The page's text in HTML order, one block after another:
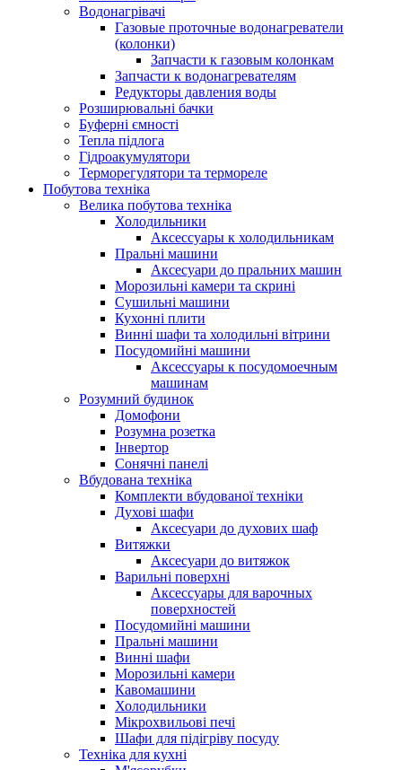
Водонагрівачі
Газовые проточные водонагреватели
(колонки)
Запчасти к газовым колонкам
Запчасти к водонагревателям
Редукторы давления воды
Розширювальні бачки
Буферні ємності
Тепла підлога
Гідроакумулятори
Терморегулятори та термореле
Побутова техніка
Велика побутова техніка
Холодильники
Аксессуары к холодильникам
Пральні машини
Аксесуари до пральних машин
Морозильні камери та скрині
Сушильні машини
Кухонні плити
Винні шафи та холодильні вітрини
Посудомийні машини
Аксессуары к посудомоечным
машинам
Розумний будинок
Домофони
Розумна розетка
Інвертор
Сонячні панелі
Вбудована техніка
Комплекти вбудованої техніки
Духові шафи
Аксесуари до духових шаф
Витяжки
Аксесуари до витяжок
Варильні поверхні
Аксессуары для варочных
поверхностей
Посудомийні машини
Пральні машини
Винні шафи
Морозильні камери
Кавомашини
Холодильники
Мікрохвильові печі
Шафи для підігріву посуду
Техніка для кухні